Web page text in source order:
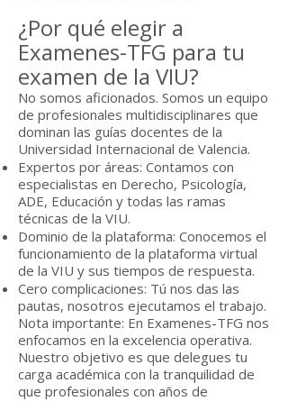
¿Por qué elegir a
Examenes-TFG para tu
examen de la VIU?
No somos aficionados. Somos un equipo
de profesionales multidisciplinares que
dominan las guías docentes de la
Universidad Internacional de Valencia.
Expertos por áreas: Contamos con
especialistas en Derecho, Psicología,
ADE, Educación y todas las ramas
técnicas de la VIU.
Dominio de la plataforma: Conocemos el
funcionamiento de la plataforma virtual
de la VIU y sus tiempos de respuesta.
Cero complicaciones: Tú nos das las
pautas, nosotros ejecutamos el trabajo.
Nota importante: En Examenes-TFG nos
enfocamos en la excelencia operativa.
Nuestro objetivo es que delegues tu
carga académica con la tranquilidad de
que profesionales con años de